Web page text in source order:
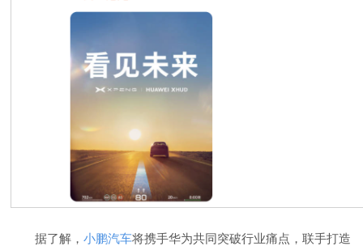
据了解，小鹏汽车将携手华为共同突破行业痛点，联手打造